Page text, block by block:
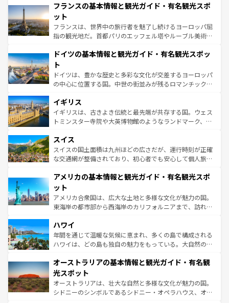
ませてくれるイタリアで、忘れられない旅をしてみよう！
なお、新着のイタリア情報は
しい。
文化が根付くこの国では、情熱的なフラメンコ、熱気あふ
れる闘牛、そして美味しいタパスが生活の一部となってい
る。首都マドリードの洗練された雰囲気や、バルセロナの
アートに溢れた街角から、地方では古代ローマ遺跡や中世
せる。地方によって風土や気候が異なるスペインはその個
ンテンツ一覧 を参照してほしい。
フランスの基本情報と観光ガイド・有名観光スポ
ット
フランスは、世界中の旅行者を魅了し続けるヨーロッパ屈
指の観光地だ。首都パリのエッフェル塔やルーブル美術館
で、幅広い魅力が詰まっている。華麗な宮殿、歴史的な大
聖堂、美しいビーチ、そして豊かな自然が、訪れる者を心
から魅了する。また、フランスは美食の国としても知ら
れ、フランス料理はユネスコ無形文化遺産にも登録されて
香り高いラベンダー畑など、多彩な楽しみ方が可能だ。さ
らに、パリ以外の地域にも魅力が溢れており、どの街角に
も豊かな歴史と文化が息づいている。パリ以外の個性あふ
を参照してほしい。
ドイツの基本情報と観光ガイド・有名観光スポッ
ト
ドイツは、豊かな歴史と多彩な文化が交差するヨーロッパ
の中心に位置する国。中世の街並みが残るロマンチック街
顔を持つこの国は、どこを歩いても飽きることがない。ベ
ルリンの文化的活気、バイエルン州のアルプスの絶景、そ
してライン川沿いのワイン畑といった風景は必見。ビール
は、お酒好きな人にはぜひ体験してほしい。 なお、新着の
ドイツ情報はコンテンツ一覧を参照してほしい。
イギリス
イギリスは、古きよき伝統と最先端が共存する国。ウェス
トミンスター寺院や大英博物館のようなランドマーク、歴
リアごとに異なる魅力がある。また、優雅なアフタヌーン
ティー、ビール好きにはたまらない英国パブ、サッカー観
戦など、本場だからこそできる体験も豊富。イギリスを旅
ンツ一覧を参照してほしい。
スイス
スイスの国土面積は九州ほどの広さだが、運行時刻が正確
な交通網が整備されており、初心者でも安心して個人旅行
の建物がそのまま残る町や、スイスならではのユニークな
博物館もあり、アルプス観光だけでなく町歩きも満喫する
ことができる。国民の所得が高いため物価も高いが、旅行
者向けの交通パス提供のサービスもあり、うまく活用すれ
着のスイス情報は
アメリカの基本情報と観光ガイド・有名観光スポ
ット
アメリカ合衆国は、広大な土地と多様な文化が魅力の国。
東海岸の都市部から西海岸のカリフォルニアまで、訪れる
のような巨大都市は、観光、ショッピング、エンターテイ
ンメントが詰まった刺激的なスポットだ。一方、アメリカ
西部には大自然が広がり、グランドキャニオンやイエロー
部のニューオーリンズでは、音楽と美食が融合した独特の
文化が魅力。旅行者はアメリカの各地域で異なる魅力を楽
しみながら、その多様性と豊かな歴史を感じることができ
るだろう。車でのロードトリップや列車の旅も、アメリカ
ハワイ
年間を通じて温暖な気候に恵まれ、多くの島で構成される
ハワイは、どの島も独自の魅力をもっている。大自然の神
ワイ島は見逃せない。また、定番の観光地といえばオアフ
島だが、静かな自然を求めるならマウイ島やカウアイ島が
おすすめ。エメラルドグリーンに輝く海をはじめ、豊かな
文化や歴史が息づいている。「アロハスピリット」と呼ば
オーストラリアの基本情報と観光ガイド・有名観
光スポット
オーストラリアは、壮大な自然と多様な文化が魅力の国。
シドニーのシンボルであるシドニー・オペラハウス、オー